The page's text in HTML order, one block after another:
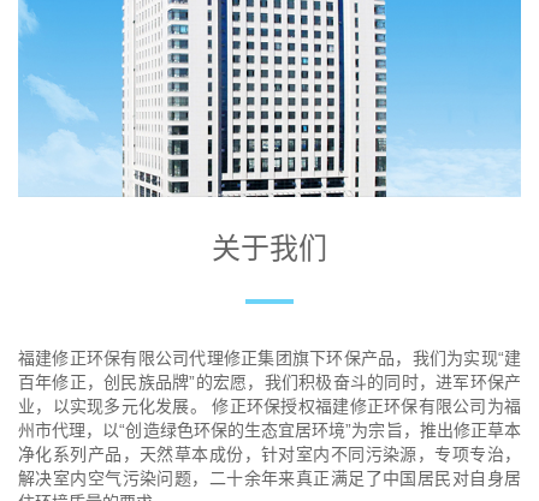
关于我们
福建修正环保有限公司代理修正集团旗下环保产品，我们为实现“建
百年修正，创民族品牌”的宏愿，我们积极奋斗的同时，进军环保产
业，以实现多元化发展。 修正环保授权福建修正环保有限公司为福
州市代理，以“创造绿色环保的生态宜居环境”为宗旨，推出修正草本
净化系列产品，天然草本成份，针对室内不同污染源，专项专治，
解决室内空气污染问题，二十余年来真正满足了中国居民对自身居